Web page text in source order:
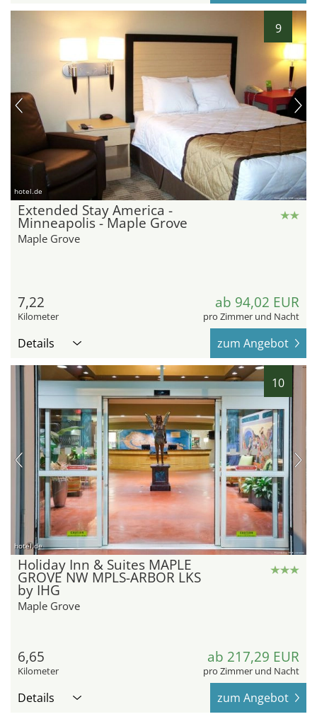
9
hotel.de
Extended Stay America -
Minneapolis - Maple Grove
Maple Grove
7,22
Kilometer
ab 94,02 EUR
pro Zimmer und Nacht
Details zum Angebot
10
hotel.de
Holiday Inn & Suites MAPLE
GROVE NW MPLS-ARBOR LKS
by IHG
Maple Grove
6,65
Kilometer
ab 217,29 EUR
pro Zimmer und Nacht
Details zum Angebot